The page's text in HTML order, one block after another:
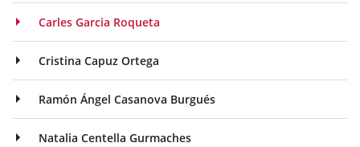
Carles Garcia Roqueta
Cristina Capuz Ortega
Ramón Ángel Casanova Burgués
Natalia Centella Gurmaches